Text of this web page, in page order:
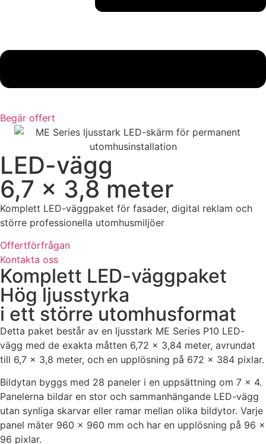
Begär offert
LED-vägg
6,7 × 3,8 meter
Komplett LED-väggpaket för fasader, digital reklam och
större professionella utomhusmiljöer
Offertförfrågan
Kontakta oss
Komplett LED-väggpaket
Hög ljusstyrka
i ett större utomhusformat
Detta paket består av en ljusstark ME Series P10 LED-
vägg med de exakta måtten 6,72 × 3,84 meter, avrundat
till 6,7 × 3,8 meter, och en upplösning på 672 × 384 pixlar.
Bildytan byggs med 28 paneler i en uppsättning om 7 × 4.
Panelerna bildar en stor och sammanhängande LED-vägg
utan synliga skarvar eller ramar mellan olika bildytor. Varje
panel mäter 960 × 960 mm och har en upplösning på 96 ×
96 pixlar.